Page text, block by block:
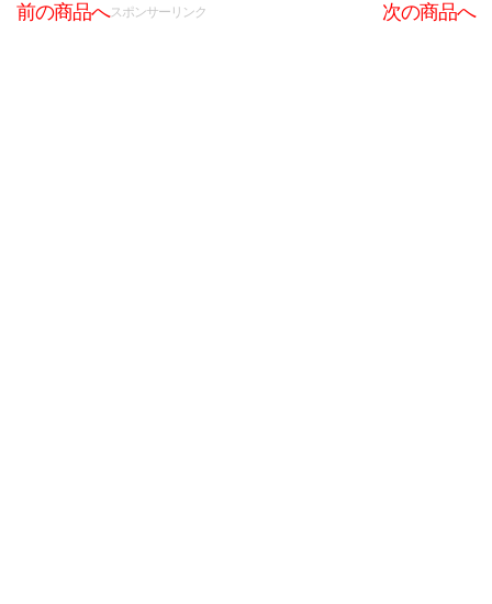
前の商品へ 次の商品へ
スポンサーリンク